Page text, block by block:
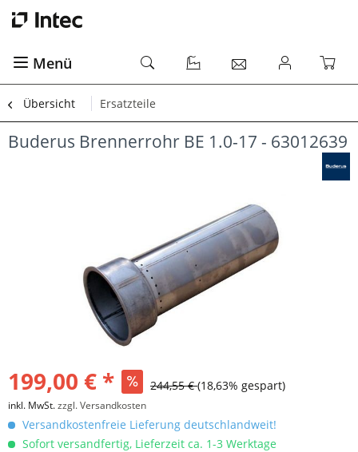
Menü
Übersicht Ersatzteile
Buderus Brennerrohr BE 1.0-17 - 63012639
199,00 € * 244,55 €(18,63% gespart)
inkl. MwSt.zzgl. Versandkosten
Versandkostenfreie Lieferung deutschlandweit!
Sofort versandfertig, Lieferzeit ca. 1-3 Werktage